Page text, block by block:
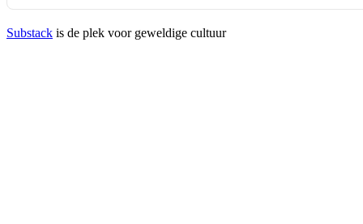
Substack is de plek voor geweldige cultuur